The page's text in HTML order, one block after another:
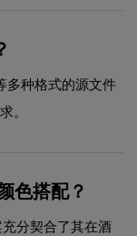
多种格式的源文件
。
色搭配？
分契合了其在酒